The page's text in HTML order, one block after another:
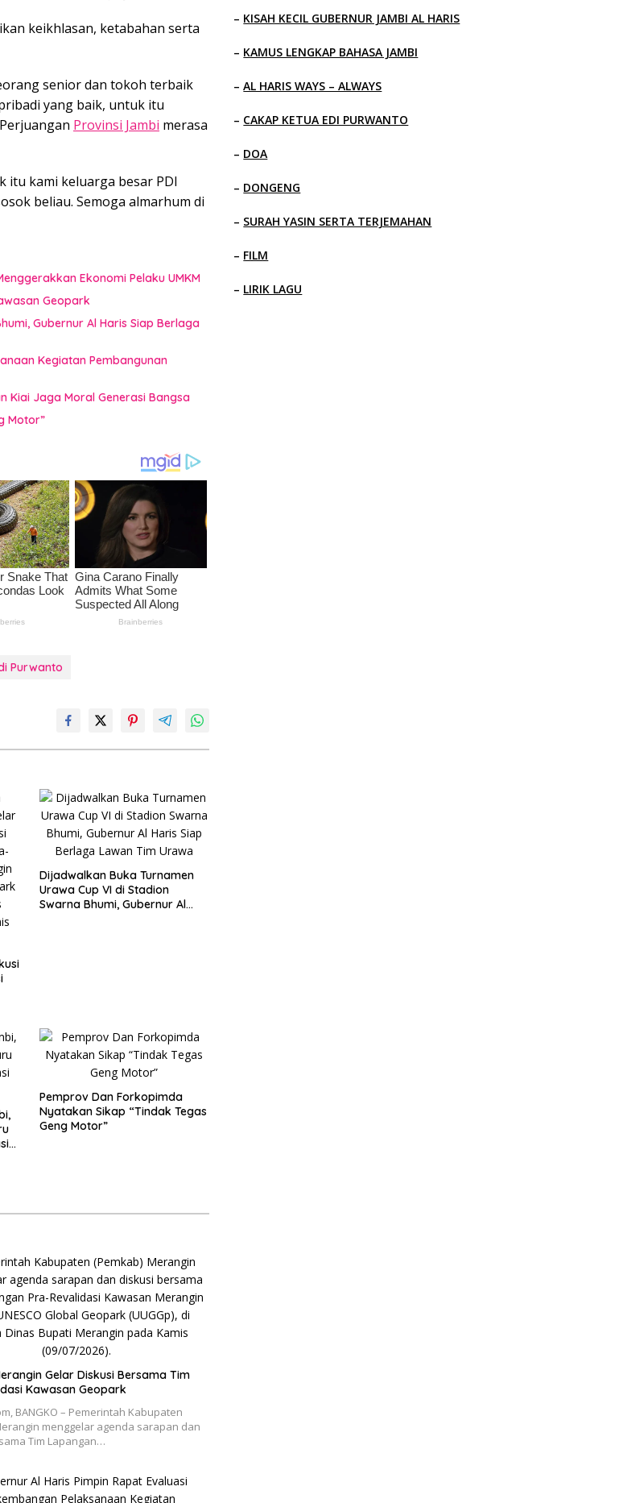
keikhlasan, ketabahan serta
senior dan tokoh terbaik
yang baik, untuk itu
Provinsi Jambi merasa
itu kami keluarga besar PDI
beliau. Semoga almarhum di
Ekonomi Pelaku UMKM
Geopark
Gubernur Al Haris Siap Berlaga
Kegiatan Pembangunan
Kiai Jaga Moral Generasi Bangsa
Motor”
Purwanto
Dijadwalkan Buka Turnamen
Urawa Cup VI di Stadion
Swarna Bhumi, Gubernur Al
Pemprov Dan Forkopimda
Nyatakan Sikap “Tindak Tegas
Geng Motor”
Gelar Diskusi Bersama Tim
Kawasan Geopark
BANGKO – Pemerintah Kabupaten
menggelar agenda sarapan dan
Tim Lapangan…
– KISAH KECIL GUBERNUR JAMBI AL HARIS
– KAMUS LENGKAP BAHASA JAMBI
–AL HARIS WAYS – ALWAYS
– CAKAP KETUA EDI PURWANTO
– DOA
– DONGENG
– SURAH YASIN SERTA TERJEMAHAN
– FILM
– LIRIK LAGU